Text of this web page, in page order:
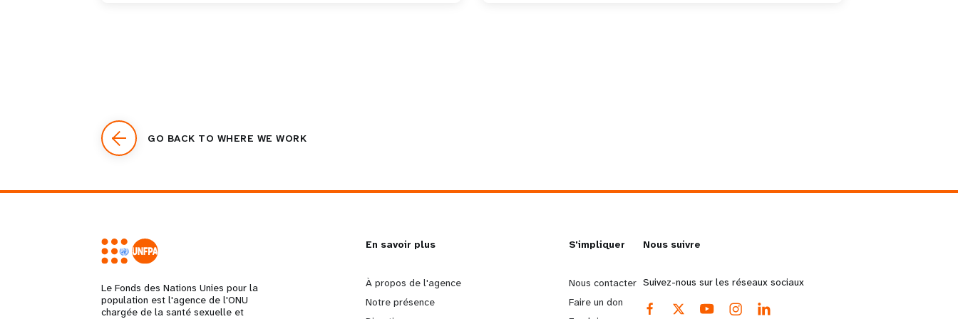
GO BACK TO WHERE WE WORK
Le Fonds des Nations Unies pour la
population est l'agence de l'ONU
chargée de la santé sexuelle et
L
e
En savoir plus
À propos de l'agence
Notre présence
G
o
S'impliquer
Nous contacter
Faire un don
Nous suivre
Suivez-nous sur les réseaux sociaux